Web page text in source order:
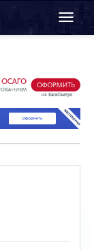
Toggle